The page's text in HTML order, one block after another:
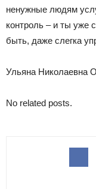
ненужные людям
контроль – и ты уже
быть, даже слегка
Ульяна Николаевна
No related posts.